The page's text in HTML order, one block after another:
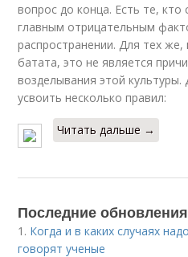
вопрос до конца. Есть те, кто
главным отрицательным
распространении. Для тех
батата, это не является
возделывания этой культуры.
усвоить несколько правил:
Читать дальше →
Последние
1. Когда и в каких случаях
говорят ученые